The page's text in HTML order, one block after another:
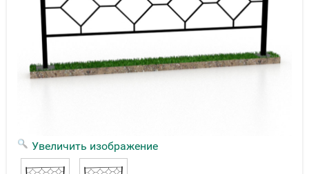
Увеличить изображение